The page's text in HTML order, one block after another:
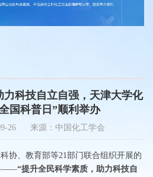
科技自立自强，天津大学化
国科普日”顺利举办
26 来源：中国化工学会
协、教育部等21部门联合组织开展的
——“提升全民科学素质，助力科技自